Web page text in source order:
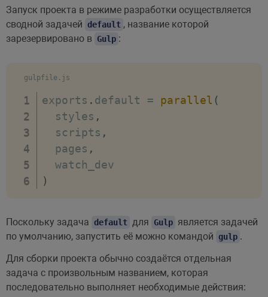
Запуск проекта в режиме разработки осуществляется
сводной задачей default , название которой
зарезервировано в Gulp :
gulpfile.js
exports . default = parallel (
  styles
,
  scripts
,
  pages
,
)
Поскольку задача default для Gulp является задачей
по умолчанию, запустить её можно командой gulp .
Для сборки проекта обычно создаётся отдельная
задача с произвольным названием, которая
последовательно выполняет необходимые действия: